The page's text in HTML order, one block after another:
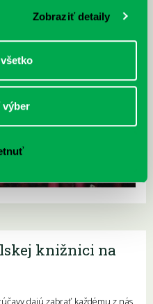
Zobraziť detaily
knižnici na